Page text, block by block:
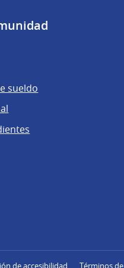
sueldo
de accesibilidad Términos